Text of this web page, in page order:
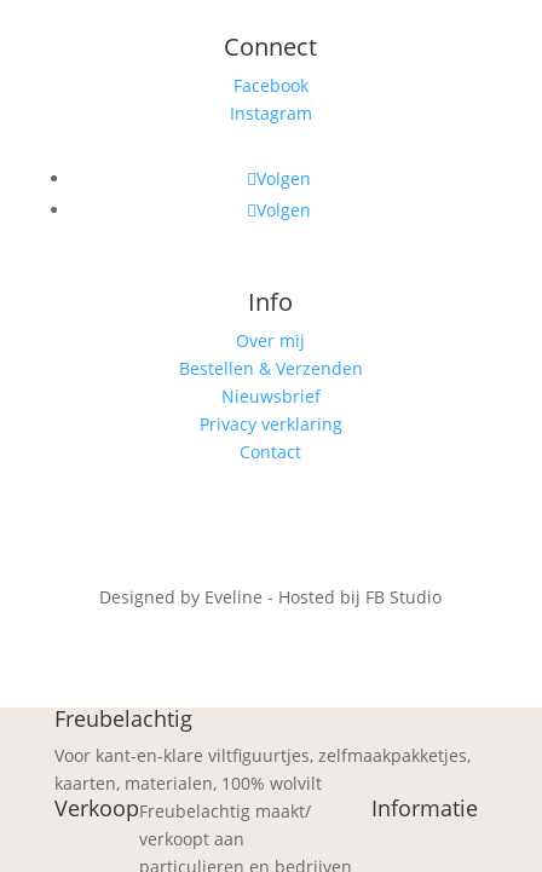
Connect
Facebook
Instagram
Volgen
Volgen
Info
Over mij
Bestellen & Verzenden
Nieuwsbrief
Privacy verklaring
Contact
Designed by Eveline - Hosted bij FB Studio
Freubelachtig
Voor kant-en-klare viltfiguurtjes, zelfmaakpakketjes,
kaarten, materialen, 100% wolvilt
VerkoopFreubelachtig maakt/
verkoopt aan
particulieren en bedrijven
Informatie